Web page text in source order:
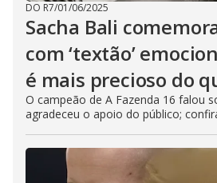
DO R7/01/06/2025
Sacha Bali
com ‘textão’
é mais precioso do
O campeão de A Fazenda 16 falou
agradeceu o apoio do público;